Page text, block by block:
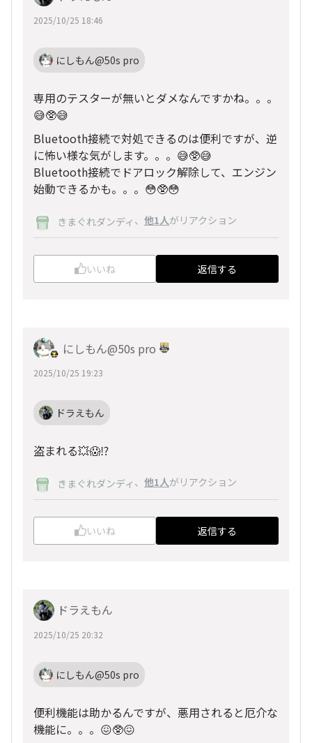
2025/10/25 18:46
にしもん@50s pro
専用のテスターが無いとダメなんですかね。。。
😅🥸😅
Bluetooth接続で対処できるのは便利ですが、逆
に怖い様な気がします。。。😅🥸😅
Bluetooth接続でドアロック解除して、エンジン
始動できるかも。。。😳🥸😳
きまぐれダンディ 、 他1人がリアクション
いいね 返信する
にしもん@50s pro
2025/10/25 19:23
ドラえもん
盗まれる💥😱⁉️
きまぐれダンディ 、 他1人がリアクション
いいね 返信する
ドラえもん
2025/10/25 20:32
にしもん@50s pro
便利機能は助かるんですが、悪用されると厄介な
機能に。。。😖🥸😖